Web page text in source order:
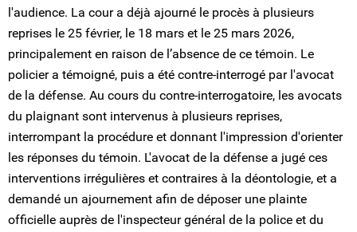
l'audience. La cour a déjà ajourné le procès à plusieurs
reprises le 25 février, le 18 mars et le 25 mars 2026,
principalement en raison de l’absence de ce témoin. Le
policier a témoigné, puis a été contre-interrogé par l'avocat
de la défense. Au cours du contre-interrogatoire, les avocats
du plaignant sont intervenus à plusieurs reprises,
interrompant la procédure et donnant l'impression d'orienter
les réponses du témoin. L'avocat de la défense a jugé ces
interventions irrégulières et contraires à la déontologie, et a
demandé un ajournement afin de déposer une plainte
officielle auprès de l'inspecteur général de la police et du